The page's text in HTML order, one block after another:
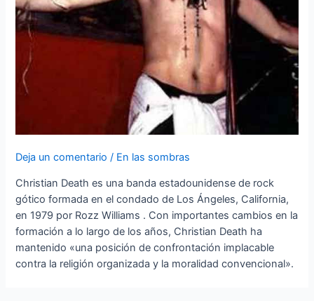
Deja un comentario / En las sombras
Christian Death es una banda estadounidense de rock
gótico formada en el condado de Los Ángeles, California,
en 1979 por Rozz Williams . Con importantes cambios en la
formación a lo largo de los años, Christian Death ha
mantenido «una posición de confrontación implacable
contra la religión organizada y la moralidad convencional».